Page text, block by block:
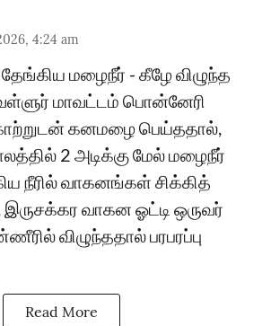
4:24 am
மழைநீர் - கீழே விழுந்த
மாவட்டம் பொன்னேரி
காற்றுடன் கனமழை பெய்ததால்,
2 அடிக்கு மேல் மழைநீர்
நீரில் வாகனங்கள் சிக்கித்
வாகன ஓட்டி ஒருவர்
விழுந்ததால் பரபரப்பு
Read More